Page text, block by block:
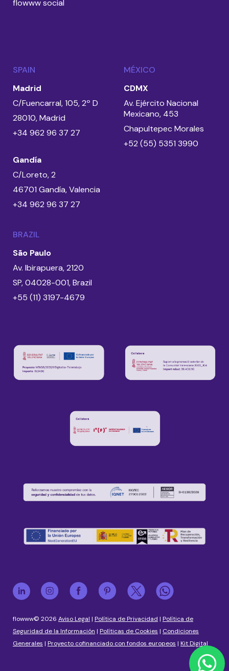
flowww social
SPAIN
Madrid
C/Fuencarral, 105, 2º D
28010, Madrid
+34 962 96 37 27
Gandía
C/Loreto, 2
46701 Gandía, Valencia
+34 962 96 37 27
MÉXICO
CDMX
Av. Ejército Nacional
Mexicano, 453
Chapultepec Morales
+52 (55) 5351 3990
BRAZIL
São Paulo
Av. Ibirapuera, 2120
SP, 04028-001, Brazil
+55 (11) 3197-4679
flowww© 2026 Aviso Legal | Política de Privacidad | Política de
Seguridad de la Información | Políticas de Cookies | Condiciones
Generales | Proyecto cofinanciado con fondos europeos | Kit Digital